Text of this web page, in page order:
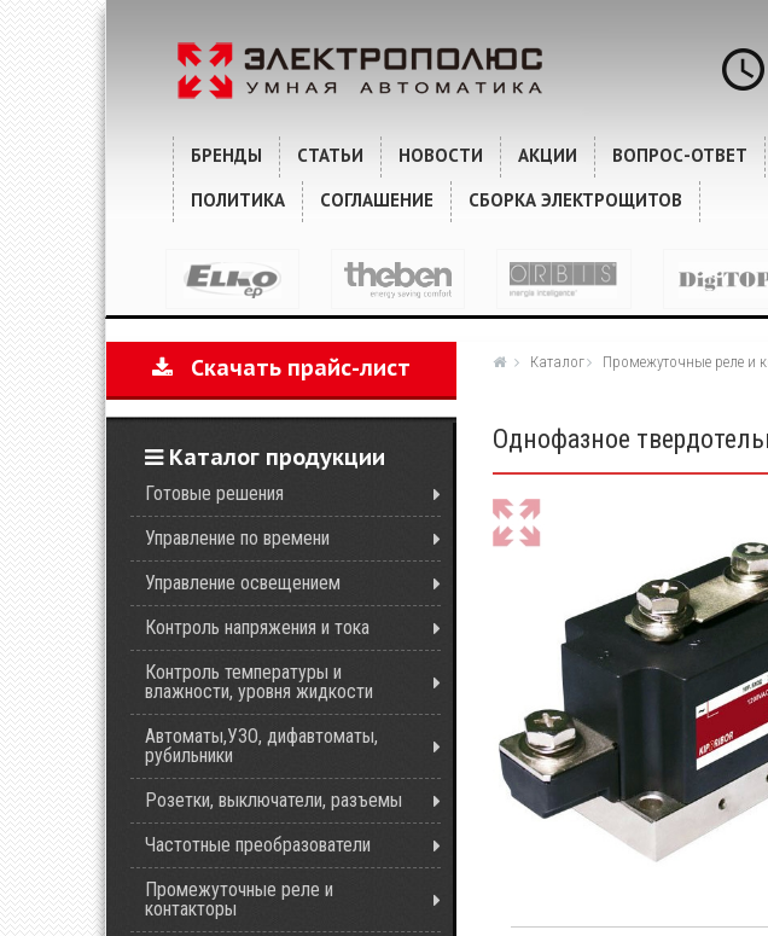
БРЕНДЫ СТАТЬИ НОВОСТИ АКЦИИ ВОПРОС-ОТВЕТ
ПОЛИТИКА
СОГЛАШЕНИЕ СБОРКА ЭЛЕКТРОЩИТОВ
Скачать прайс-лист
Каталог продукции
Готовые решения
Управление по времени
Управление освещением
Контроль напряжения и тока
Контроль температуры и
влажности, уровня жидкости
Автоматы,УЗО, дифавтоматы,
рубильники
Розетки, выключатели, разъемы
Частотные преобразователи
Промежуточные реле и
контакторы
Каталог Промежуточные реле и
Однофазное